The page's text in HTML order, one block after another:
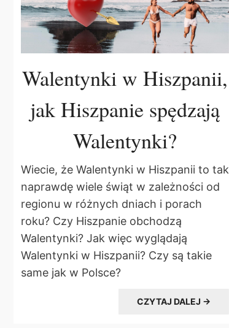
Walentynki w Hiszpanii,
jak Hiszpanie spędzają
Walentynki?
Wiecie, że Walentynki w Hiszpanii to tak
naprawdę wiele świąt w zależności od
regionu w różnych dniach i porach
roku? Czy Hiszpanie obchodzą
Walentynki? Jak więc wyglądają
Walentynki w Hiszpanii? Czy są takie
same jak w Polsce?
CZYTAJ DALEJ →